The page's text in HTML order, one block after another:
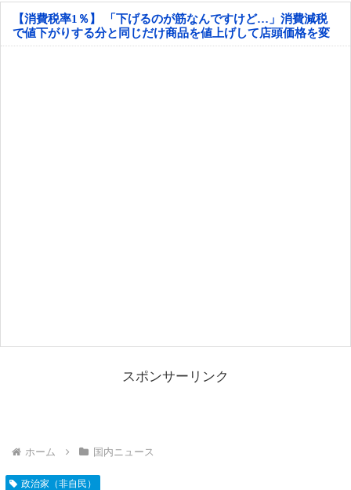
【消費税率1％】 「下げるのが筋なんですけど…」消費減税
で値下がりする分と同じだけ商品を値上げして店頭価格を変
えない店も
スポンサーリンク
ホーム 国内ニュース
政治家（非自民）